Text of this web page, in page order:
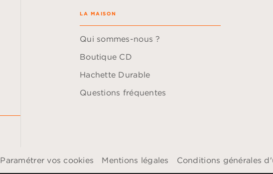
LA MAISON
Qui sommes-nous ?
Boutique CD
Hachette Durable
Questions fréquentes
Paramétrer vos cookies Mentions légales Conditions générales